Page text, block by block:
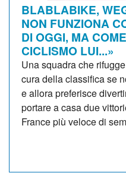
BLABLABIKE,
NON FUNZIONA
DI OGGI, MA
CICLISMO LUI...»
Una squadra che
cura della classifica se
e allora preferisce
portare a casa due
France più veloce di